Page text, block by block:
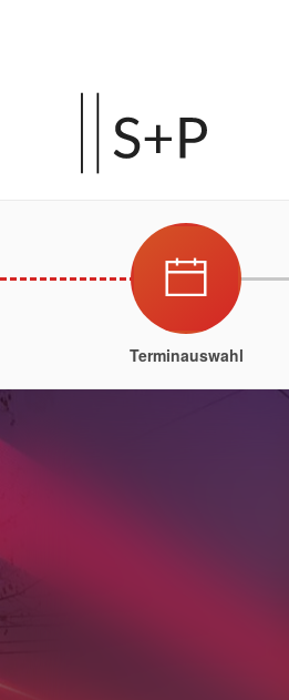
Terminauswahl